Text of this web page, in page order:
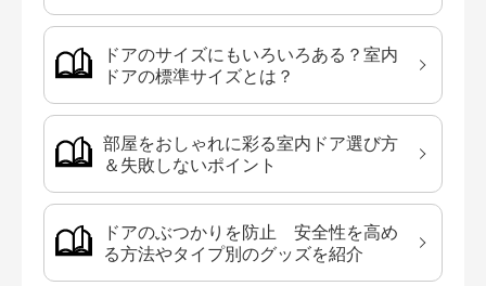
ドアのサイズにもいろいろある？室内
ドアの標準サイズとは？
部屋をおしゃれに彩る室内ドア選び方
＆失敗しないポイント
ドアのぶつかりを防止 安全性を高め
る方法やタイプ別のグッズを紹介